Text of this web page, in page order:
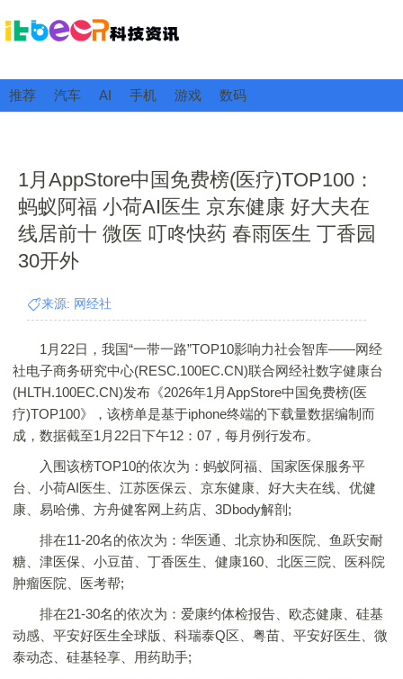
推荐 汽车 AI 手机 游戏 数码
1月AppStore中国免费榜(医疗)TOP100：
蚂蚁阿福 小荷AI医生 京东健康 好大夫在
线居前十 微医 叮咚快药 春雨医生 丁香园
30开外
来源: 网经社
1月22日，我国“一带一路”TOP10影响力社会智库——网经
社电子商务研究中心(RESC.100EC.CN)联合网经社数字健康台
(HLTH.100EC.CN)发布《2026年1月AppStore中国免费榜(医
疗)TOP100》，该榜单是基于iphone终端的下载量数据编制而
成，数据截至1月22日下午12：07，每月例行发布。
入围该榜TOP10的依次为：蚂蚁阿福、国家医保服务平
台、小荷AI医生、江苏医保云、京东健康、好大夫在线、优健
康、易哈佛、方舟健客网上药店、3Dbody解剖;
排在11-20名的依次为：华医通、北京协和医院、鱼跃安耐
糖、津医保、小豆苗、丁香医生、健康160、北医三院、医科院
肿瘤医院、医考帮;
排在21-30名的依次为：爱康约体检报告、欧态健康、硅基
动感、平安好医生全球版、科瑞泰Q区、粤苗、平安好医生、微
泰动态、硅基轻享、用药助手;